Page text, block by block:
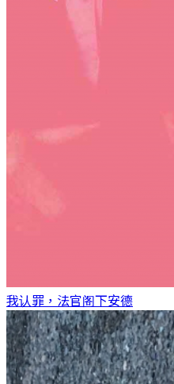
我认罪，法官阁下安德